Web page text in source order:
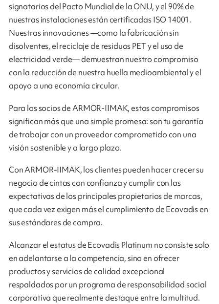
signatarios del Pacto Mundial de la ONU, y el 90% de
nuestras instalaciones están certificadas ISO 14001.
Nuestras innovaciones —como la fabricación sin
disolventes, el reciclaje de residuos PET y el uso de
electricidad verde— demuestran nuestro compromiso
con la reducción de nuestra huella medioambiental y el
apoyo a una economía circular.
Para los socios de ARMOR-IIMAK, estos compromisos
significan más que una simple promesa: son tu garantía
de trabajar con un proveedor comprometido con una
visión sostenible y a largo plazo.
Con ARMOR-IIMAK, los clientes pueden hacer crecer su
negocio de cintas con confianza y cumplir con las
expectativas de los principales propietarios de marcas,
que cada vez exigen más el cumplimiento de Ecovadis en
sus estándares de compra.
Alcanzar el estatus de Ecovadis Platinum no consiste solo
en adelantarse a la competencia, sino en ofrecer
productos y servicios de calidad excepcional
respaldados por un programa de responsabilidad social
corporativa que realmente destaque entre la multitud.